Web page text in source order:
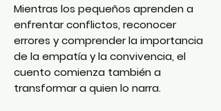
Mientras los pequeños aprenden a
enfrentar conflictos, reconocer
errores y comprender la importancia
de la empatía y la convivencia, el
cuento comienza también a
transformar a quien lo narra.